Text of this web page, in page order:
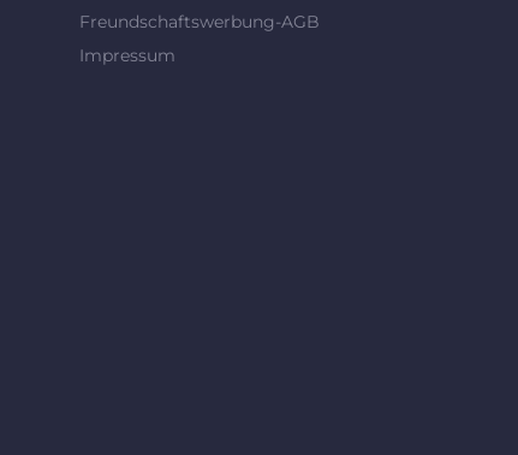
Freundschaftswerbung-AGB
Impressum